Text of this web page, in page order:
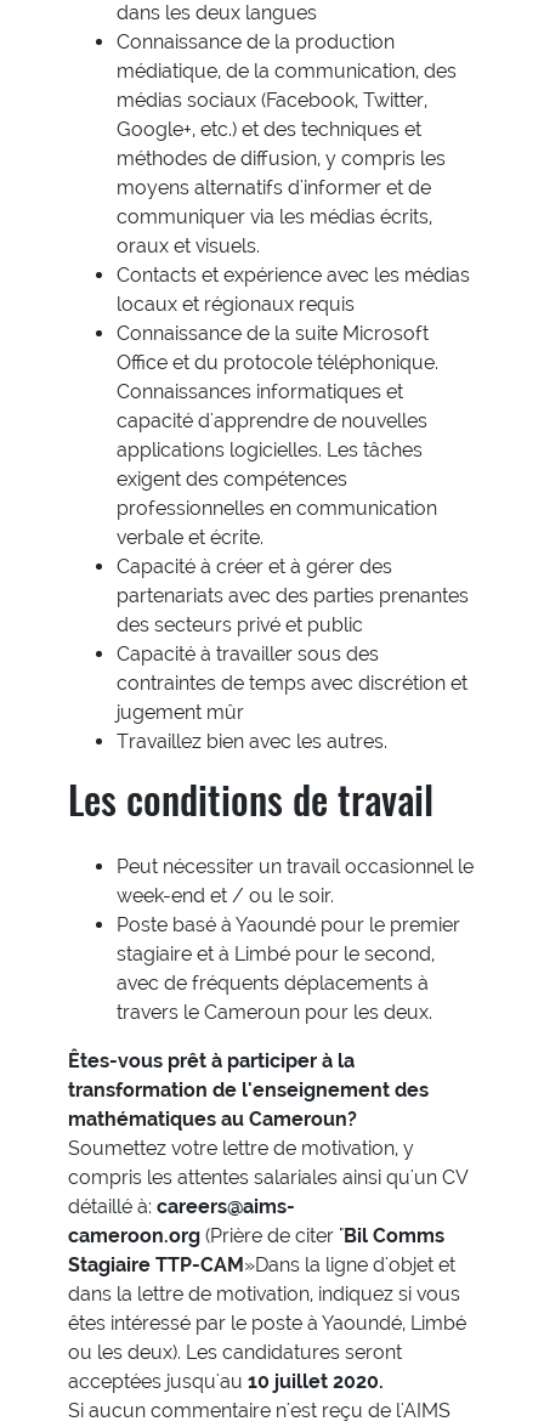
dans les deux langues
Connaissance de la production
médiatique, de la communication, des
médias sociaux (Facebook, Twitter,
Google+, etc.) et des techniques et
méthodes de diffusion, y compris les
moyens alternatifs d'informer et de
communiquer via les médias écrits,
oraux et visuels.
Contacts et expérience avec les médias
locaux et régionaux requis
Connaissance de la suite Microsoft
Office et du protocole téléphonique.
Connaissances informatiques et
capacité d'apprendre de nouvelles
applications logicielles. Les tâches
exigent des compétences
professionnelles en communication
verbale et écrite.
Capacité à créer et à gérer des
partenariats avec des parties prenantes
des secteurs privé et public
Capacité à travailler sous des
contraintes de temps avec discrétion et
jugement mûr
Travaillez bien avec les autres.
Les conditions de travail
Peut nécessiter un travail occasionnel le
week-end et / ou le soir.
Poste basé à Yaoundé pour le premier
stagiaire et à Limbé pour le second,
avec de fréquents déplacements à
travers le Cameroun pour les deux.
Êtes-vous prêt à participer à la
transformation de l'enseignement des
mathématiques au Cameroun?
Soumettez votre lettre de motivation, y
compris les attentes salariales ainsi qu'un CV
détaillé à: careers@aims-
cameroon.org (Prière de citer "Bil Comms
Stagiaire TTP-CAM»Dans la ligne d'objet et
dans la lettre de motivation, indiquez si vous
êtes intéressé par le poste à Yaoundé, Limbé
ou les deux). Les candidatures seront
acceptées jusqu'au 10 juillet 2020.
Si aucun commentaire n'est reçu de l'AIMS